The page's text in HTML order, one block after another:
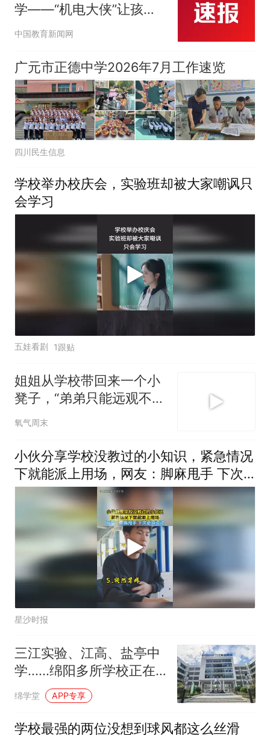
学——“机电大侠”让孩子
们爱上科学技术
中国教育新闻网
广元市正德中学2026年7月工作速览
四川民生信息
学校举办校庆会，实验班却被大家嘲讽只
会学习
五娃看剧 1跟贴
姐姐从学校带回来一个小
凳子，“弟弟只能远观不能
近玩焉，看到姐姐走过来
氧气周末
小伙分享学校没教过的小知识，紧急情况
下就能派上用场，网友：脚麻甩手 下次
必须试试
星沙时报
三江实验、江高、盐亭中
学......绵阳多所学校正在
招聘教师
绵学堂 APP专享
学校最强的两位没想到球风都这么丝滑